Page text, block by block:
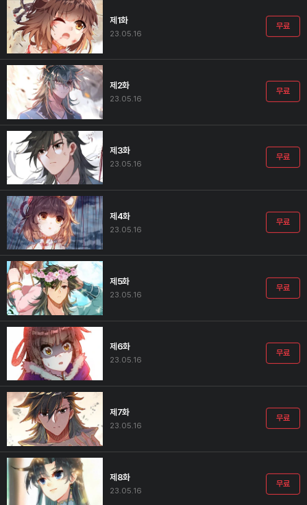
제1화
23.05.16
무료
제2화
23.05.16
무료
제3화
23.05.16
무료
제4화
23.05.16
무료
제5화
23.05.16
무료
제6화
23.05.16
무료
제7화
23.05.16
무료
제8화
23.05.16
무료